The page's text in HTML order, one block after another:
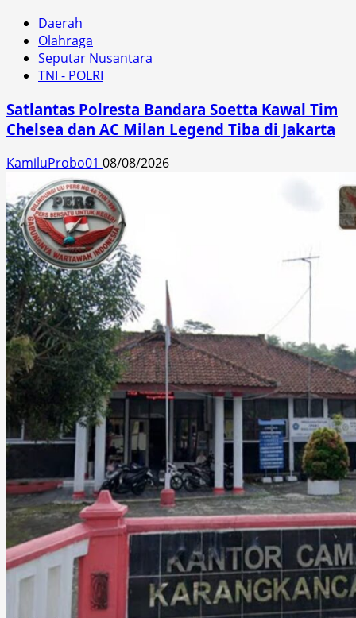
Daerah
Olahraga
Seputar Nusantara
TNI - POLRI
Satlantas Polresta Bandara Soetta Kawal Tim
Chelsea dan AC Milan Legend Tiba di Jakarta
KamiluProbo01 08/08/2026